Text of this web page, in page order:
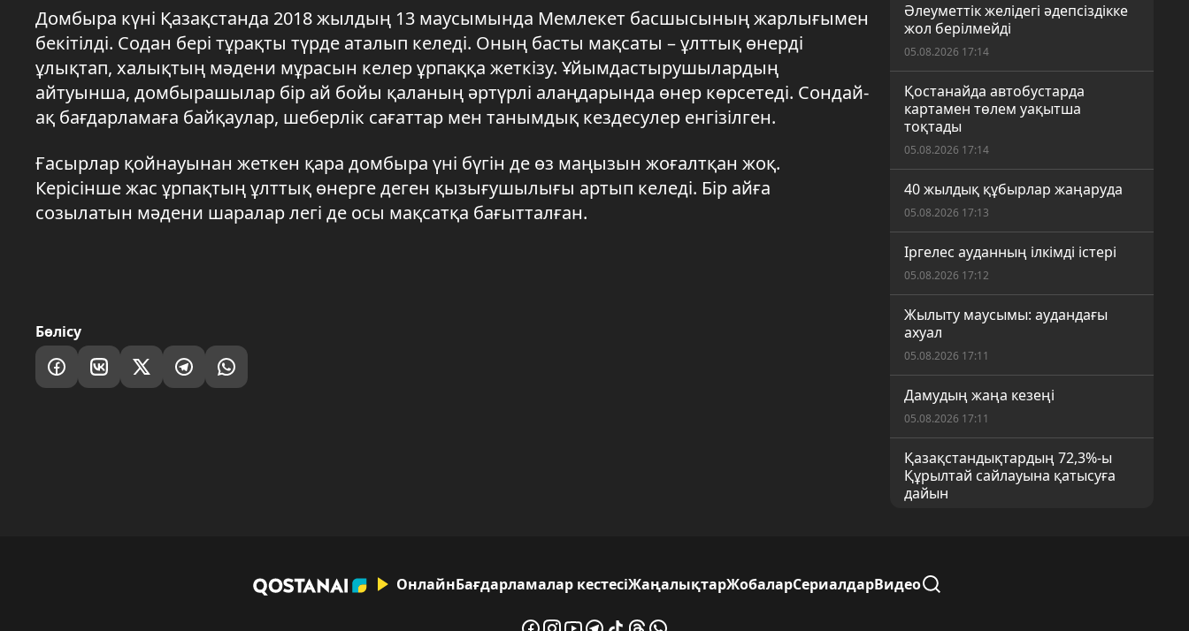
Домбыра күні Қазақстанда 2018 жылдың 13 маусымында Мемлекет басшысының жарлығымен
бекітілді. Содан бері тұрақты түрде аталып келеді. Оның басты мақсаты – ұлттық өнерді
ұлықтап, халықтың мәдени мұрасын келер ұрпаққа жеткізу. Ұйымдастырушылардың
айтуынша, домбырашылар бір ай бойы қаланың әртүрлі алаңдарында өнер көрсетеді. Сондай-
ақ бағдарламаға байқаулар, шеберлік сағаттар мен танымдық кездесулер енгізілген.
Ғасырлар қойнауынан жеткен қара домбыра үні бүгін де өз маңызын жоғалтқан жоқ.
Керісінше жас ұрпақтың ұлттық өнерге деген қызығушылығы артып келеді. Бір айға
созылатын мәдени шаралар легі де осы мақсатқа бағытталған.
Бөлісу
Әлеуметтік желідегі әдепсіздікке
жол берілмейді
05.08.2026 17:14
Қостанайда автобустарда
картамен төлем уақытша
тоқтады
05.08.2026 17:14
40 жылдық құбырлар жаңаруда
05.08.2026 17:13
Іргелес ауданның ілкімді істері
05.08.2026 17:12
Жылыту маусымы: аудандағы
ахуал
05.08.2026 17:11
Дамудың жаңа кезеңі
05.08.2026 17:11
Қазақстандықтардың 72,3%-ы
Құрылтай сайлауына қатысуға
дайын
тіркелген
04.08.2026 22:59
ОнлайнБағдарламалар кестесіЖаңалықтарЖобаларСериалдарВидео